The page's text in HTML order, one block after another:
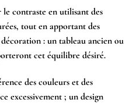
contraste en utilisant des
tout en apportant des
: un tableau ancien ou
cet équilibre désiré.
des couleurs et des
excessivement ; un design